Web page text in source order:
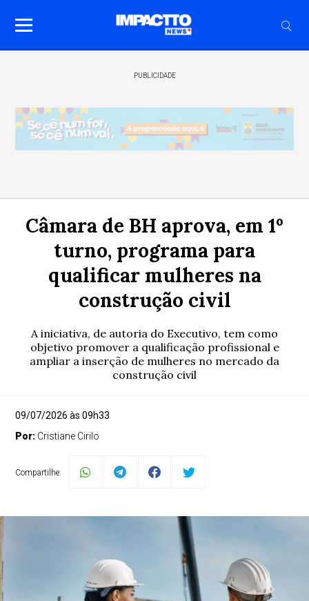
PUBLICIDADE
Câmara de BH aprova, em 1º
turno, programa para
qualificar mulheres na
construção civil
A iniciativa, de autoria do Executivo, tem como
objetivo promover a qualificação profissional e
ampliar a inserção de mulheres no mercado da
construção civil
09/07/2026 às 09h33
Por: Cristiane Cirilo
Compartilhe: